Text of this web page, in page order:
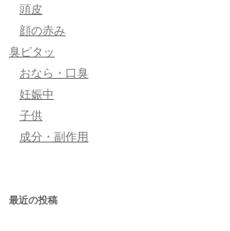
頭皮
顔の赤み
臭ピタッ
おなら・口臭
妊娠中
子供
成分・副作用
最近の投稿